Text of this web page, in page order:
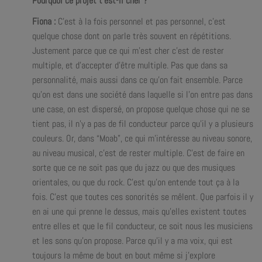
Fiona : C’est à la fois personnel et pas personnel, c’est
quelque chose dont on parle très souvent en répétitions.
Justement parce que ce qui m’est cher c’est de rester
multiple, et d’accepter d’être multiple. Pas que dans sa
personnalité, mais aussi dans ce qu’on fait ensemble. Parce
qu’on est dans une société dans laquelle si l’on entre pas dans
une case, on est dispersé, on propose quelque chose qui ne se
tient pas, il n’y a pas de fil conducteur parce qu’il y a plusieurs
couleurs. Or, dans “Moab”, ce qui m’intéresse au niveau sonore,
au niveau musical, c’est de rester multiple. C’est de faire en
sorte que ce ne soit pas que du jazz ou que des musiques
orientales, ou que du rock. C’est qu’on entende tout ça à la
fois. C’est que toutes ces sonorités se mêlent. Que parfois il y
en ai une qui prenne le dessus, mais qu’elles existent toutes
entre elles et que le fil conducteur, ce soit nous les musiciens
et les sons qu’on propose. Parce qu’il y a ma voix, qui est
toujours la même de bout en bout même si j’explore